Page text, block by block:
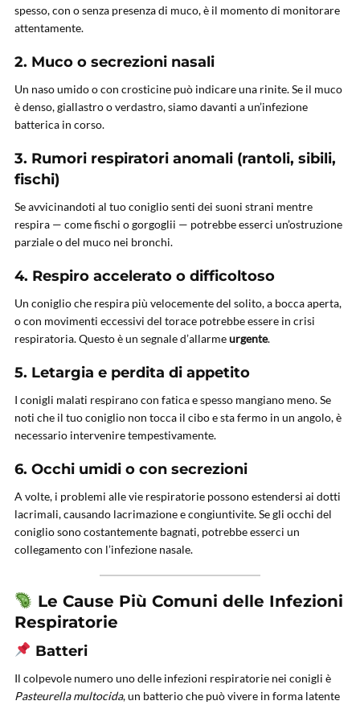
spesso, con o senza presenza di muco, è il momento di monitorare
attentamente.
2. Muco o secrezioni nasali
Un naso umido o con crosticine può indicare una rinite. Se il muco
è denso, giallastro o verdastro, siamo davanti a un’infezione
batterica in corso.
3. Rumori respiratori anomali (rantoli, sibili,
fischi)
Se avvicinandoti al tuo coniglio senti dei suoni strani mentre
respira — come fischi o gorgoglii — potrebbe esserci un’ostruzione
parziale o del muco nei bronchi.
4. Respiro accelerato o difficoltoso
Un coniglio che respira più velocemente del solito, a bocca aperta,
o con movimenti eccessivi del torace potrebbe essere in crisi
respiratoria. Questo è un segnale d’allarmeurgente.
5. Letargia e perdita di appetito
I conigli malati respirano con fatica e spesso mangiano meno. Se
noti che il tuo coniglio non tocca il cibo e sta fermo in un angolo, è
necessario intervenire tempestivamente.
6. Occhi umidi o con secrezioni
A volte, i problemi alle vie respiratorie possono estendersi ai dotti
lacrimali, causando lacrimazione e congiuntivite. Se gli occhi del
coniglio sono costantemente bagnati, potrebbe esserci un
collegamento con l’infezione nasale.
Le Cause Più Comuni delle Infezioni
Respiratorie
Batteri
Il colpevole numero uno delle infezioni respiratorie nei conigli è
Pasteurella multocida, un batterio che può vivere in forma latente